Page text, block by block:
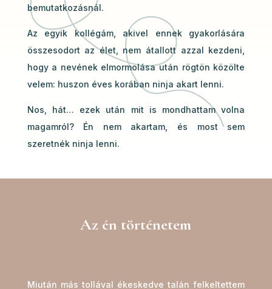
bemutatkozásnál.
Az egyik kollégám, akivel ennek gyakorlására
összesodort az élet, nem átallott azzal kezdeni,
hogy a nevének elmormolása után rögtön közölte
velem: huszon éves korában ninja akart lenni.
Nos, hát… ezek után mit is mondhattam volna
magamról? Én nem akartam, és most sem
szeretnék ninja lenni.
Az én történetem
Miután más tollával ékeskedve talán felkeltettem